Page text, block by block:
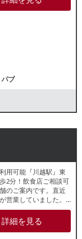
ており、カウンター
めの物件です。
パブ
用可能『川越駅』東
2分！飲食店ご相談可
のご案内です。直近
営業していました。
2024年2月初旬を予定
。営業時間は24時間
件等、お気軽にお問
詳細を見る